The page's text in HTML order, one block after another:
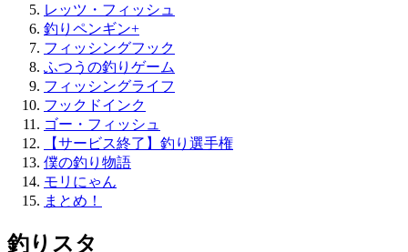
レッツ・フィッシュ
釣りペンギン+
フィッシングフック
ふつうの釣りゲーム
フィッシングライフ
フックドインク
ゴー・フィッシュ
【サービス終了】釣り選手権
僕の釣り物語
モリにゃん
まとめ！
釣りスタ